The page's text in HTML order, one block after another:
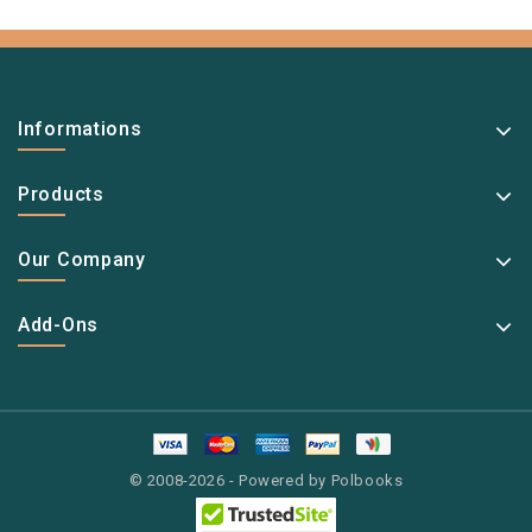
Informations
Products
Our Company
Add-Ons
© 2008-2026 - Powered by Polbooks